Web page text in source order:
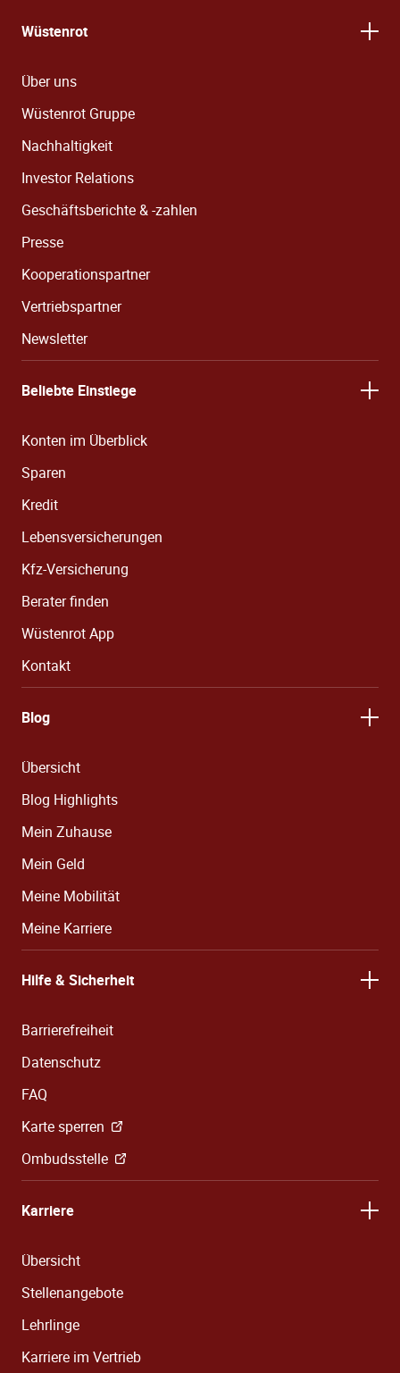
Wüstenrot
Über uns
Wüstenrot Gruppe
Nachhaltigkeit
Investor Relations
Geschäftsberichte & -zahlen
Presse
Kooperationspartner
Vertriebspartner
Newsletter
Beliebte Einstiege
Konten im Überblick
Sparen
Kredit
Lebensversicherungen
Kfz-Versicherung
Berater finden
Wüstenrot App
Kontakt
Blog
Übersicht
Blog Highlights
Mein Zuhause
Mein Geld
Meine Mobilität
Meine Karriere
Hilfe & Sicherheit
Barrierefreiheit
Datenschutz
FAQ
Karte sperren
Ombudsstelle
Karriere
Übersicht
Stellenangebote
Lehrlinge
Karriere im Vertrieb